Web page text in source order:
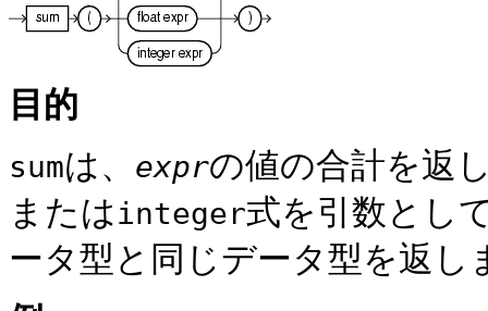
目的
sumは、 exprの値の合計を返
またはinteger式を引数とし
ータ型と同じデータ型を返し